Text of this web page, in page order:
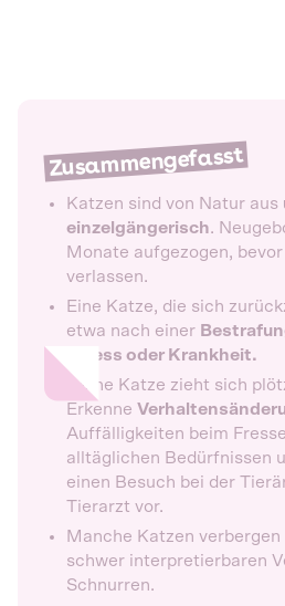
Zusammengefasst
Katzen sind von Natur aus
einzelgängerisch.
Monate aufgezogen,
verlassen.
Eine Katze, die sich
etwa nach einer
Stress oder Krankheit.
Deine Katze zieht sich
Erkenne
Auffälligkeiten beim
alltäglichen Bedürfnissen
einen Besuch bei der
Tierarzt vor.
Manche Katzen verbergen
schwer interpretierbaren
Schnurren.